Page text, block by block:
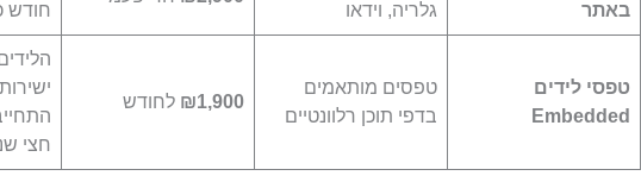
באתר
גלריה, וידאו
חודש
טפסי לידים
Embedded
טפסים מותאמים
בדפי תוכן רלוונטיים
₪1,900 לחודש
חצי